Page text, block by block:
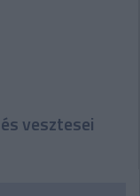
vesztesei